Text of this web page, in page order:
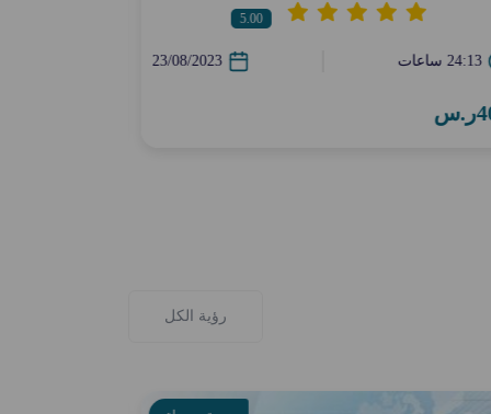
5.00
24:13 ساعات 23/08/2023
رؤية الكل